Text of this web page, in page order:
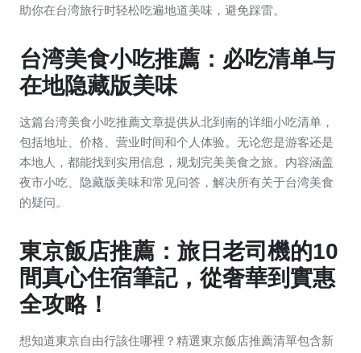
助你在台湾旅行时轻松吃遍地道美味，避免踩雷。
台湾美食小吃推薦：必吃清单与
在地隐藏版美味
这篇台湾美食小吃推薦文章提供从北到南的详细小吃清单，
包括地址、价格、营业时间和个人体验。无论您是游客还是
本地人，都能找到实用信息，规划完美美食之旅。内容涵盖
夜市小吃、隐藏版美味和常见问答，解决所有关于台湾美食
的疑问。
東京飯店推薦：旅日老司機的10
間真心住宿筆記，從奢華到實惠
全攻略！
想知道東京自由行該住哪裡？精選東京飯店推薦清單包含新